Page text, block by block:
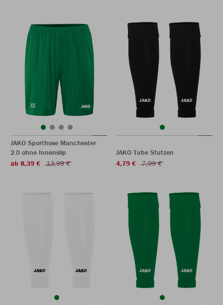
JAKO Sporthose Manchester
2.0 ohne Innenslip
ab 8,39 €
13,99 €
JAKO Tube Stutzen
4,79 €
7,99 €